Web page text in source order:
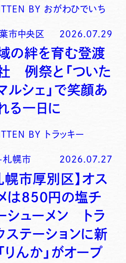
BY おがわひでいち
市中央区 2026.07.29
の絆を育む登渡
例祭と「ついた
ルシェ」で笑顔あ
る一日に
BY トラッキー
札幌市 2026.07.27
幌市厚別区】オス
は850円の塩チ
シューメン トラ
ステーションに新
りんか」がオープ